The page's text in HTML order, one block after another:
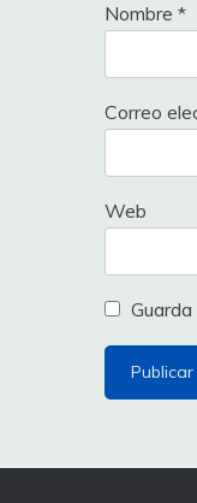
Nombre *
Correo
Web